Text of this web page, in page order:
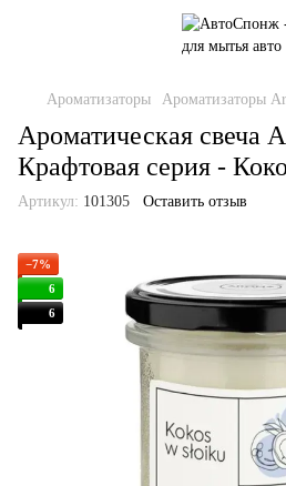
Ароматизаторы Ароматизаторы
Ароматическая свеча
Крафтовая серия -
Артикул: 101305 Оставить отзыв
−7%
6
6